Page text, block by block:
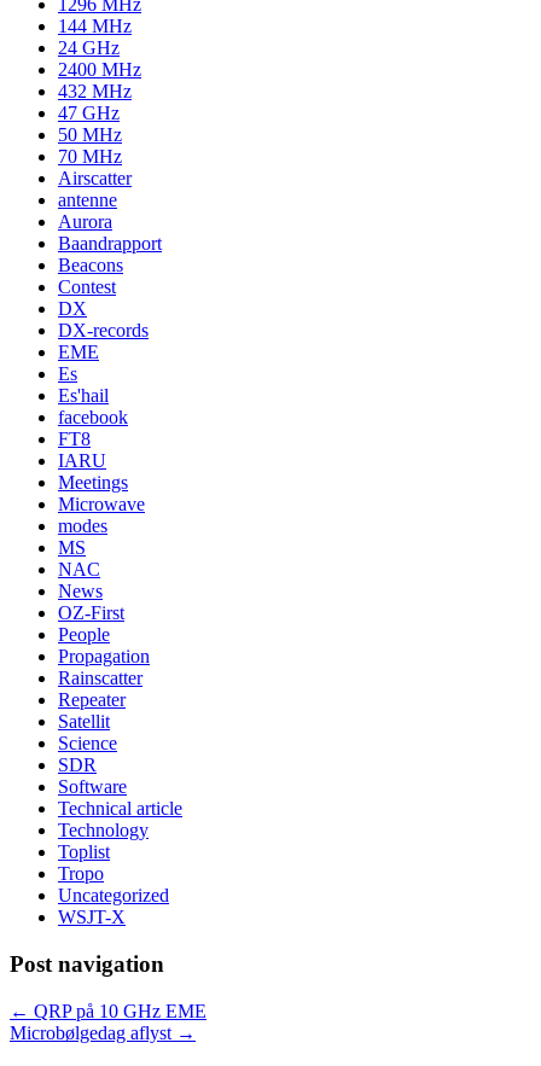
1296 MHz
144 MHz
24 GHz
2400 MHz
432 MHz
47 GHz
50 MHz
70 MHz
Airscatter
antenne
Aurora
Baandrapport
Beacons
Contest
DX
DX-records
EME
Es
Es'hail
facebook
FT8
IARU
Meetings
Microwave
modes
MS
NAC
News
OZ-First
People
Propagation
Rainscatter
Repeater
Satellit
Science
SDR
Software
Technical article
Technology
Toplist
Tropo
Uncategorized
WSJT-X
Post navigation
← QRP på 10 GHz EME
Microbølgedag aflyst →